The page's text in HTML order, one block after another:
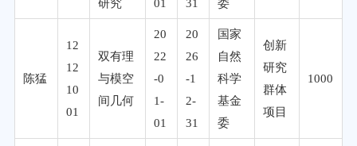
研究
01
31
委
陈猛
12
12
10
01
双有理
与模空
间几何
20
22
-0
1-
01
20
26
-1
2-
31
国家
自然
科学
基金
委
创新
研究
群体
项目
1000